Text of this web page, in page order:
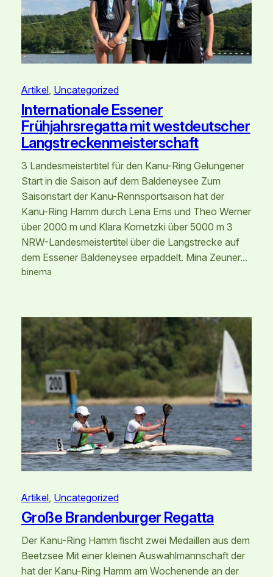
Artikel, Uncategorized
Internationale Essener
Frühjahrsregatta mit westdeutscher
Langstreckenmeisterschaft
3 Landesmeistertitel für den Kanu-Ring Gelungener
Start in die Saison auf dem Baldeneysee Zum
Saisonstart der Kanu-Rennsportsaison hat der
Kanu-Ring Hamm durch Lena Ems und Theo Werner
über 2000 m und Klara Kornetzki über 5000 m 3
NRW-Landesmeistertitel über die Langstrecke auf
dem Essener Baldeneysee erpaddelt. Mina Zeuner…
binema
Artikel, Uncategorized
Große Brandenburger Regatta
Der Kanu-Ring Hamm fischt zwei Medaillen aus dem
Beetzsee Mit einer kleinen Auswahlmannschaft der
hat der Kanu-Ring Hamm am Wochenende an der